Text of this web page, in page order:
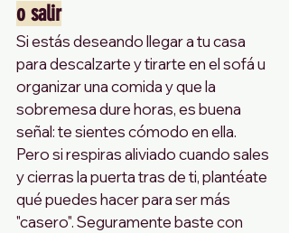
o salir
Si estás deseando llegar a tu casa
para descalzarte y tirarte en el sofá u
organizar una comida y que la
sobremesa dure horas, es buena
señal: te sientes cómodo en ella.
Pero si respiras aliviado cuando sales
y cierras la puerta tras de ti, plantéate
qué puedes hacer para ser más
"casero". Seguramente baste con